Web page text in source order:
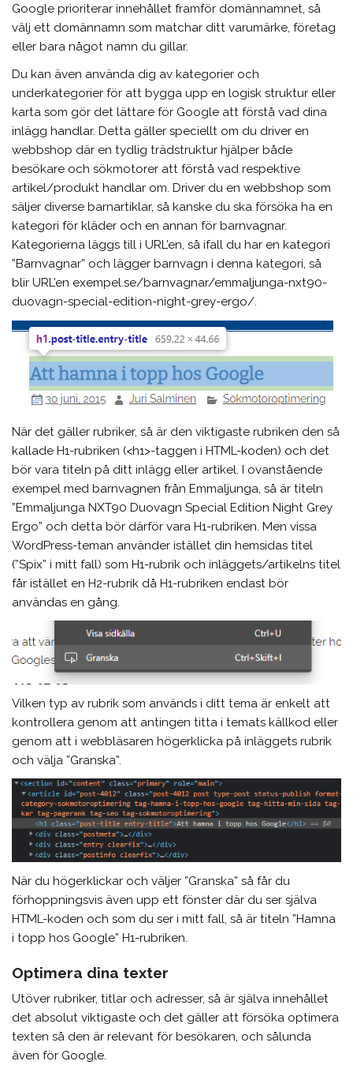
Google prioriterar innehållet framför domännamnet, så
välj ett domännamn som matchar ditt varumärke, företag
eller bara något namn du gillar.
Du kan även använda dig av kategorier och
underkategorier för att bygga upp en logisk struktur eller
karta som gör det lättare för Google att förstå vad dina
inlägg handlar. Detta gäller speciellt om du driver en
webbshop där en tydlig trädstruktur hjälper både
besökare och sökmotorer att förstå vad respektive
artikel/produkt handlar om. Driver du en webbshop som
säljer diverse barnartiklar, så kanske du ska försöka ha en
kategori för kläder och en annan för barnvagnar.
Kategorierna läggs till i URL’en, så ifall du har en kategori
”Barnvagnar” och lägger barnvagn i denna kategori, så
blir URL’en exempel.se/barnvagnar/emmaljunga-nxt90-
duovagn-special-edition-night-grey-ergo/.
När det gäller rubriker, så är den viktigaste rubriken den så
kallade H1-rubriken (<h1>-taggen i HTML-koden) och det
bör vara titeln på ditt inlägg eller artikel. I ovanstående
exempel med barnvagnen från Emmaljunga, så är titeln
”Emmaljunga NXT90 Duovagn Special Edition Night Grey
Ergo” och detta bör därför vara H1-rubriken. Men vissa
WordPress-teman använder istället din hemsidas titel
(”Spix” i mitt fall) som H1-rubrik och inläggets/artikelns titel
får istället en H2-rubrik då H1-rubriken endast bör
användas en gång.
Vilken typ av rubrik som används i ditt tema är enkelt att
kontrollera genom att antingen titta i temats källkod eller
genom att i webbläsaren högerklicka på inläggets rubrik
och välja ”Granska”.
När du högerklickar och väljer ”Granska” så får du
förhoppningsvis även upp ett fönster där du ser själva
HTML-koden och som du ser i mitt fall, så är titeln ”Hamna
i topp hos Google” H1-rubriken.
Optimera dina texter
Utöver rubriker, titlar och adresser, så är själva innehållet
det absolut viktigaste och det gäller att försöka optimera
texten så den är relevant för besökaren, och sålunda
även för Google.